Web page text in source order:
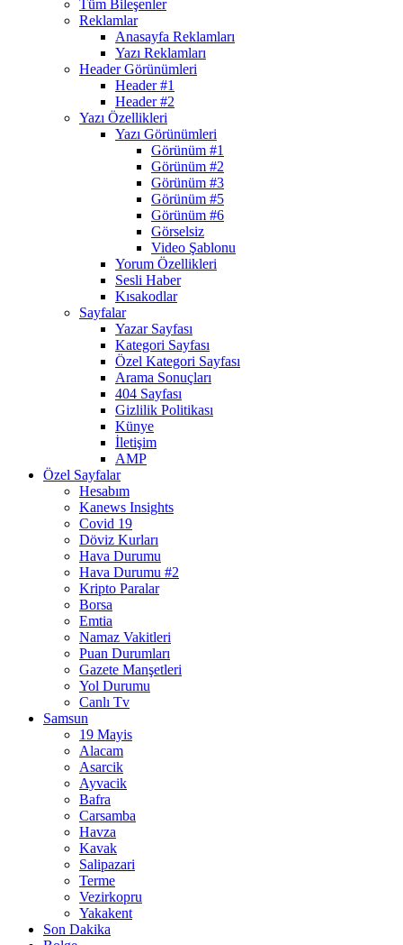
Tüm Bileşenler
Reklamlar
Anasayfa Reklamları
Yazı Reklamları
Header Görünümleri
Header #1
Header #2
Yazı Özellikleri
Yazı Görünümleri
Görünüm #1
Görünüm #2
Görünüm #3
Görünüm #5
Görünüm #6
Görselsiz
Video Şablonu
Yorum Özellikleri
Sesli Haber
Kısakodlar
Sayfalar
Yazar Sayfası
Kategori Sayfası
Özel Kategori Sayfası
Arama Sonuçları
404 Sayfası
Gizlilik Politikası
Künye
İletişim
AMP
Özel Sayfalar
Hesabım
Kanews Insights
Covid 19
Döviz Kurları
Hava Durumu
Hava Durumu #2
Kripto Paralar
Borsa
Emtia
Namaz Vakitleri
Puan Durumları
Gazete Manşetleri
Yol Durumu
Canlı Tv
Samsun
19 Mayis
Alacam
Asarcik
Ayvacik
Bafra
Carsamba
Havza
Kavak
Salipazari
Terme
Vezirkopru
Yakakent
Son Dakika